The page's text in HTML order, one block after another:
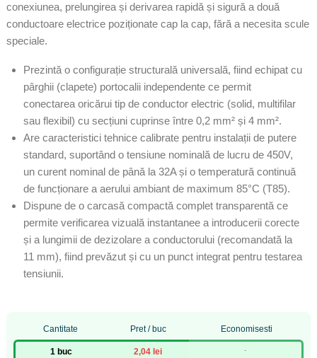
conexiunea, prelungirea și derivarea rapidă și sigură a două
conductoare electrice poziționate cap la cap, fără a necesita scule
speciale.
Prezintă o configurație structurală universală, fiind echipat cu
pârghii (clapete) portocalii independente ce permit
conectarea oricărui tip de conductor electric (solid, multifilar
sau flexibil) cu secțiuni cuprinse între 0,2 mm² și 4 mm².
Are caracteristici tehnice calibrate pentru instalații de putere
standard, suportând o tensiune nominală de lucru de 450V,
un curent nominal de până la 32A și o temperatură continuă
de funcționare a aerului ambiant de maximum 85°C (T85).
Dispune de o carcasă compactă complet transparentă ce
permite verificarea vizuală instantanee a introducerii corecte
și a lungimii de dezizolare a conductorului (recomandată la
11 mm), fiind prevăzut și cu un punct integrat pentru testarea
tensiunii.
Cantitate Pret / buc Economisesti
1 buc 2,04 lei -